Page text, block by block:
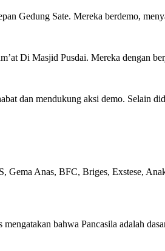
Gedung Sate. Mereka berdemo,
Di Masjid Pusdai. Mereka dengan
dan mendukung aksi demo. Selain
Anas, BFC, Briges, Exstese,
bahwa Pancasila adalah